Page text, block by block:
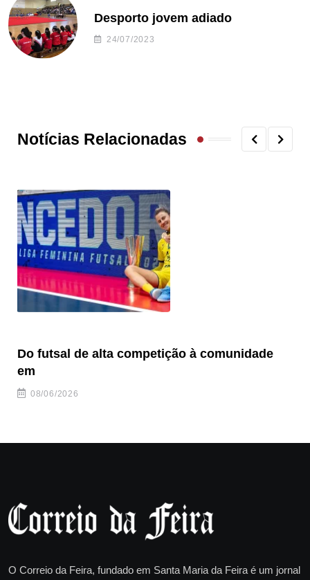
Desporto jovem adiado
24/07/2023
Notícias Relacionadas
Do futsal de alta competição à comunidade
em
08/06/2026
O Correio da Feira, fundado em Santa Maria da Feira é um jornal